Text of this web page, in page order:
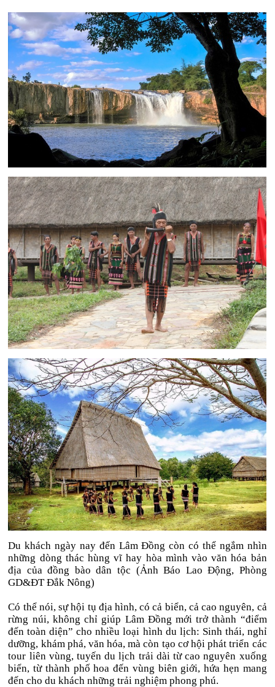
Du khách ngày nay đến Lâm Đồng còn có thể ngắm nhìn
những dòng thác hùng vĩ hay hòa mình vào văn hóa bản
địa của đồng bào dân tộc (Ảnh Báo Lao Động, Phòng
GD&ĐT Đắk Nông)
Có thể nói, sự hội tụ địa hình, có cả biển, cả cao nguyên, cả
rừng núi, không chỉ giúp Lâm Đồng mới trở thành “điểm
đến toàn diện” cho nhiều loại hình du lịch: Sinh thái, nghỉ
dưỡng, khám phá, văn hóa, mà còn tạo cơ hội phát triển các
tour liên vùng, tuyến du lịch trải dài từ cao nguyên xuống
biển, từ thành phố hoa đến vùng biên giới, hứa hẹn mang
đến cho du khách những trải nghiệm phong phú.